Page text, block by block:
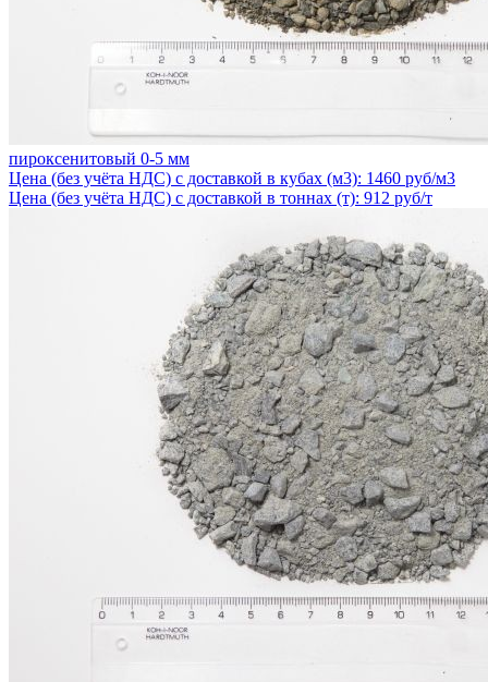
пироксенитовый 0-5 мм
Цена (без учёта НДС) с доставкой в кубах (м3): 1460 руб/м3
Цена (без учёта НДС) с доставкой в тоннах (т): 912 руб/т